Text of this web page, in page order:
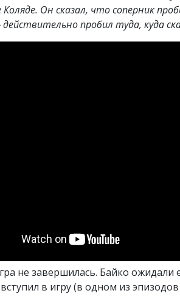
Коляде. Он сказал, что соперник
действительно пробил туда, куда
не завершилась. Байко ожидали
в игру (в одном из